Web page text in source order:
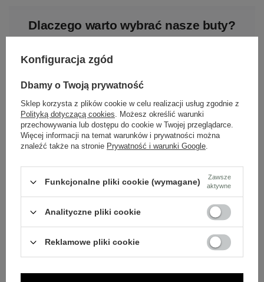
Dlaczego warto wybrać nasze buty?
Skóra naturalna
Nasze buty wykonane są z wysokiej jakości skóry
Polska marka
Tworzona z pasji do rzemieślniczej jakości i mody.
Ponadczasowy design
Klasyczne wzory, które pasują do wielu stylizacji.
Dbamy o doświadczenie klientów i wysyłamy w 24h.
Konfiguracja zgód
Dbamy o Twoją prywatność
Sklep korzysta z plików cookie w celu realizacji usług zgodnie z
Polityką dotyczącą cookies. Możesz określić warunki
przechowywania lub dostępu do cookie w Twojej przeglądarce.
Więcej informacji na temat warunków i prywatności można
znaleźć także na stronie Prywatność i warunki Google.
Funkcjonalne pliki cookie (wymagane)
Zawsze
aktywne
Analityczne pliki cookie
Reklamowe pliki cookie